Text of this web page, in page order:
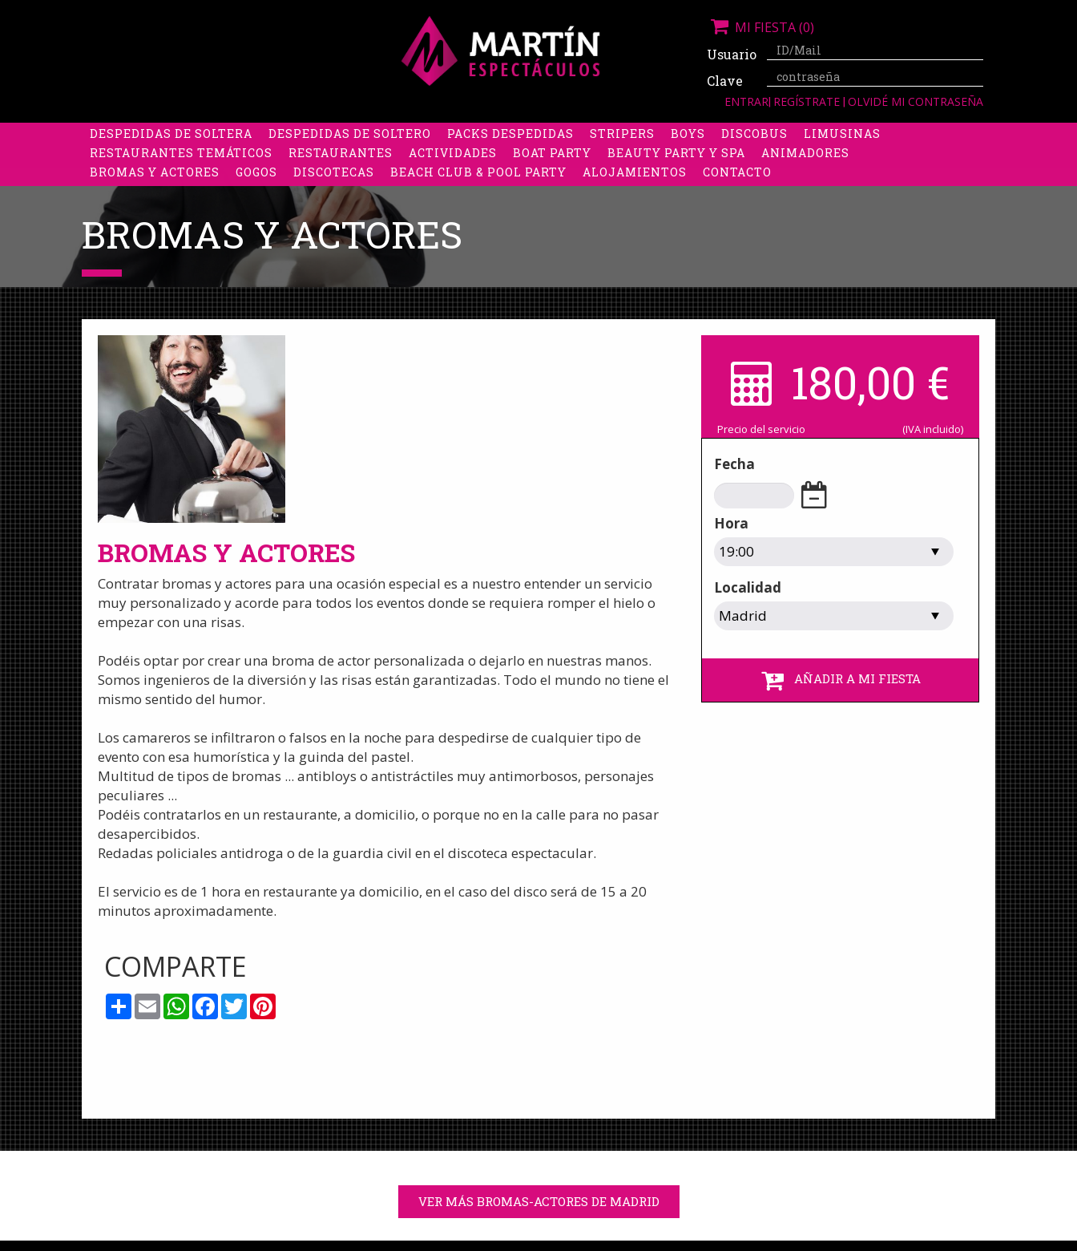
MI FIESTA(0)
Usuario
Clave
ENTRAR| REGÍSTRATE | OLVIDÉ MI CONTRASEÑA
DESPEDIDAS DE SOLTERA DESPEDIDAS DE SOLTERO PACKS DESPEDIDAS STRIPERS BOYS DISCOBUS
LIMUSINAS
RESTAURANTES TEMÁTICOS
RESTAURANTES ACTIVIDADES BOAT PARTY BEAUTY PARTY Y SPA
ANIMADORES
BROMAS Y ACTORES
GOGOS DISCOTECAS BEACH CLUB & POOL PARTY ALOJAMIENTOS CONTACTO
BROMAS Y ACTORES
BROMAS Y ACTORES
Contratar bromas y actores para una ocasión especial es a nuestro entender un servicio
muy personalizado y acorde para todos los eventos donde se requiera romper el hielo o
empezar con una risas.
Podéis optar por crear una broma de actor personalizada o dejarlo en nuestras manos.
Somos ingenieros de la diversión y las risas están garantizadas. Todo el mundo no tiene el
mismo sentido del humor.
Los camareros se infiltraron o falsos en la noche para despedirse de cualquier tipo de
evento con esa humorística y la guinda del pastel.
Multitud de tipos de bromas ... antibloys o antistráctiles muy antimorbosos, personajes
peculiares ...
Podéis contratarlos en un restaurante, a domicilio, o porque no en la calle para no pasar
desapercibidos.
Redadas policiales antidroga o de la guardia civil en el discoteca espectacular.
El servicio es de 1 hora en restaurante ya domicilio, en el caso del disco será de 15 a 20
minutos aproximadamente.
COMPARTE
ShareEmailWhatsApp
Facebook
Twitter
180,00 €
Precio del servicio (IVA incluido)
Fecha
Hora
Localidad
AÑADIR A MI FIESTA
VER MÁS BROMAS-ACTORES DE MADRID